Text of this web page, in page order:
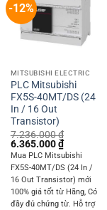
-12%
MITSUBISHI ELECTRIC
PLC Mitsubishi
FX5S-40MT/DS (24
In / 16 Out
Transistor)
7.236.000₫
Original
price
was:
7.236.000 ₫.
6.365.000₫Current
price
is:
Mua PLC Mitsubishi
FX5S-40MT/DS (24 In /
16 Out Transistor) mới
100% giá tốt từ Hãng, Có
đầy đủ chứng từ. Hỗ trợ